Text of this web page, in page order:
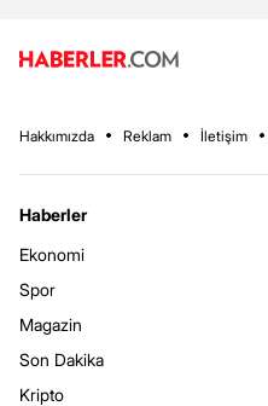
Hakkımızda Reklam İletişim
Haberler
Ekonomi
Spor
Magazin
Son Dakika
Kripto